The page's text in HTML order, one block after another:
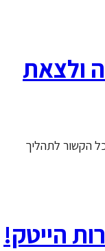
ולצאת
הקשור לתהליך
הייטק!